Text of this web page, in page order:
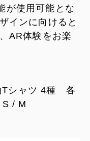
が使用可能とな
インに向けると
AR体験をお楽
Tシャツ 4種 各
S / M